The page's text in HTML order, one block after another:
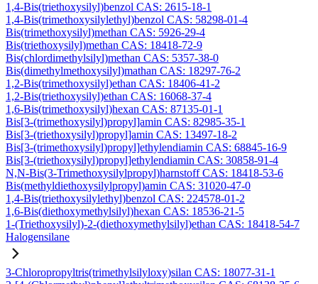
1,4-Bis(triethoxysilyl)benzol CAS: 2615-18-1
1,4-Bis(trimethoxysilylethyl)benzol CAS: 58298-01-4
Bis(trimethoxysilyl)methan CAS: 5926-29-4
Bis(triethoxysilyl)methan CAS: 18418-72-9
Bis(chlordimethylsilyl)methan CAS: 5357-38-0
Bis(dimethylmethoxysilyl)mathan CAS: 18297-76-2
1,2-Bis(trimethoxysilyl)ethan CAS: 18406-41-2
1,2-Bis(triethoxysilyl)ethan CAS: 16068-37-4
1,6-Bis(trimethoxysilyl)hexan CAS: 87135-01-1
Bis[3-(trimethoxysilyl)propyl]amin CAS: 82985-35-1
Bis[3-(triethoxysilyl)propyl]amin CAS: 13497-18-2
Bis[3-(trimethoxysilyl)propyl]ethylendiamin CAS: 68845-16-9
Bis[3-(triethoxysilyl)propyl]ethylendiamin CAS: 30858-91-4
N,N-Bis(3-Trimethoxysilylpropyl)harnstoff CAS: 18418-53-6
Bis(methyldiethoxysilylpropyl)amin CAS: 31020-47-0
1,4-Bis(triethoxysilylethyl)benzol CAS: 224578-01-2
1,6-Bis(diethoxymethylsilyl)hexan CAS: 18536-21-5
1-(Triethoxysilyl)-2-(diethoxymethylsilyl)ethan CAS: 18418-54-7
Halogensilane
3-Chloropropyltris(trimethylsilyloxy)silan CAS: 18077-31-1